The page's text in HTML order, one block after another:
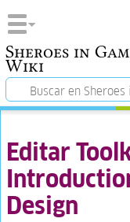
Sheroes in
Wiki
Editar
Design